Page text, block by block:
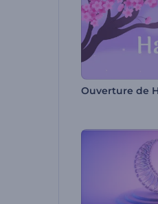
Ouverture de